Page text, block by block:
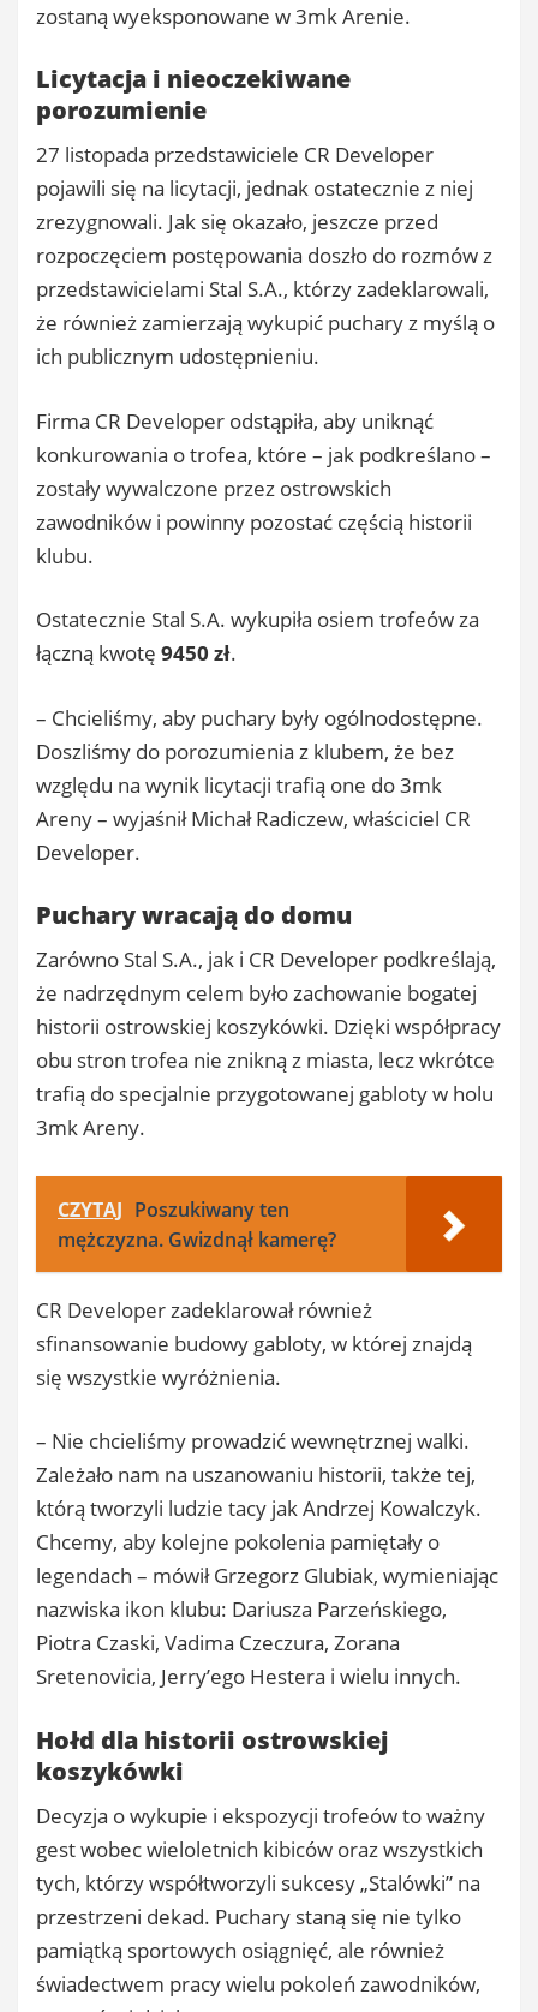
zostaną wyeksponowane w 3mk Arenie.
Licytacja i nieoczekiwane
porozumienie
27 listopada przedstawiciele CR Developer
pojawili się na licytacji, jednak ostatecznie z niej
zrezygnowali. Jak się okazało, jeszcze przed
rozpoczęciem postępowania doszło do rozmów z
przedstawicielami Stal S.A., którzy zadeklarowali,
że również zamierzają wykupić puchary z myślą o
ich publicznym udostępnieniu.
Firma CR Developer odstąpiła, aby uniknąć
konkurowania o trofea, które – jak podkreślano –
zostały wywalczone przez ostrowskich
zawodników i powinny pozostać częścią historii
klubu.
Ostatecznie Stal S.A. wykupiła osiem trofeów za
łączną kwotę 9450 zł.
– Chcieliśmy, aby puchary były ogólnodostępne.
Doszliśmy do porozumienia z klubem, że bez
względu na wynik licytacji trafią one do 3mk
Areny – wyjaśnił Michał Radiczew, właściciel CR
Developer.
Puchary wracają do domu
Zarówno Stal S.A., jak i CR Developer podkreślają,
że nadrzędnym celem było zachowanie bogatej
historii ostrowskiej koszykówki. Dzięki współpracy
obu stron trofea nie znikną z miasta, lecz wkrótce
trafią do specjalnie przygotowanej gabloty w holu
3mk Areny.
CZYTAJ Poszukiwany ten
mężczyzna. Gwizdnął kamerę?
CR Developer zadeklarował również
sfinansowanie budowy gabloty, w której znajdą
się wszystkie wyróżnienia.
– Nie chcieliśmy prowadzić wewnętrznej walki.
Zależało nam na uszanowaniu historii, także tej,
którą tworzyli ludzie tacy jak Andrzej Kowalczyk.
Chcemy, aby kolejne pokolenia pamiętały o
legendach – mówił Grzegorz Glubiak, wymieniając
nazwiska ikon klubu: Dariusza Parzeńskiego,
Piotra Czaski, Vadima Czeczura, Zorana
Sretenovicia, Jerry’ego Hestera i wielu innych.
Hołd dla historii ostrowskiej
koszykówki
Decyzja o wykupie i ekspozycji trofeów to ważny
gest wobec wieloletnich kibiców oraz wszystkich
tych, którzy współtworzyli sukcesy „Stalówki” na
przestrzeni dekad. Puchary staną się nie tylko
pamiątką sportowych osiągnięć, ale również
świadectwem pracy wielu pokoleń zawodników,